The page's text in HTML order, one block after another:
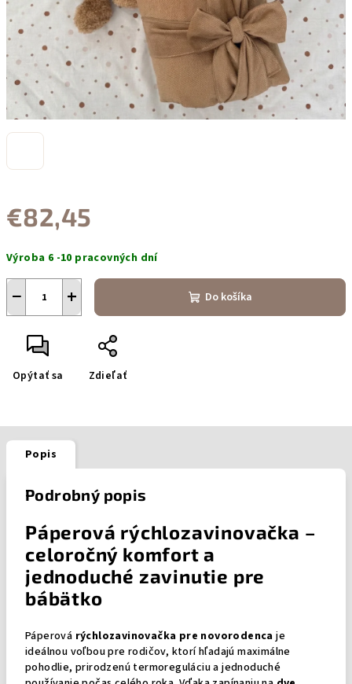
€82,45
cena:
Výroba 6 -10 pracovných dní
+
− Do košíka
Opýtať sa Zdieľať
Popis
Podrobný popis
Páperová rýchlozavinovačka –
celoročný komfort a
jednoduché zavinutie pre
bábätko
Páperová rýchlozavinovačka pre novorodencaje
ideálnou voľbou pre rodičov, ktorí hľadajú maximálne
pohodlie, prirodzenú termoreguláciu a jednoduché